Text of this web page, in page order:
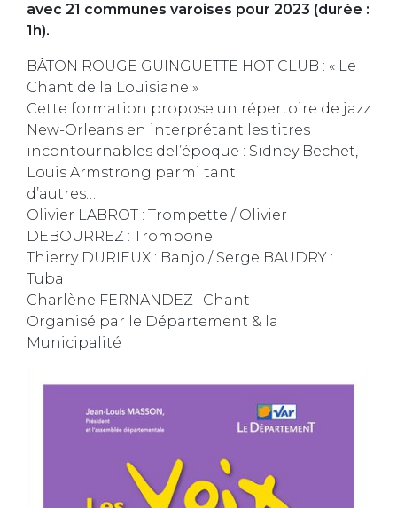
avec 21 communes varoises pour 2023 (durée :
1h).
BÂTON ROUGE GUINGUETTE HOT CLUB : « Le
Chant de la Louisiane »
Cette formation propose un répertoire de jazz
New-Orleans en interprétant les titres
incontournables del’époque : Sidney Bechet,
Louis Armstrong parmi tant
d’autres…
Olivier LABROT : Trompette / Olivier
DEBOURREZ : Trombone
Thierry DURIEUX : Banjo / Serge BAUDRY :
Tuba
Charlène FERNANDEZ : Chant
Organisé par le Département & la
Municipalité